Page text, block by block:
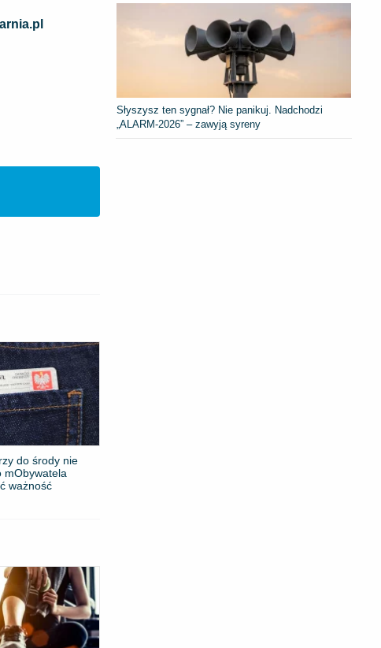
do środy nie
mObywatela
ważność
Słyszysz ten sygnał? Nie panikuj. Nadchodzi
„ALARM-2026” – zawyją syreny